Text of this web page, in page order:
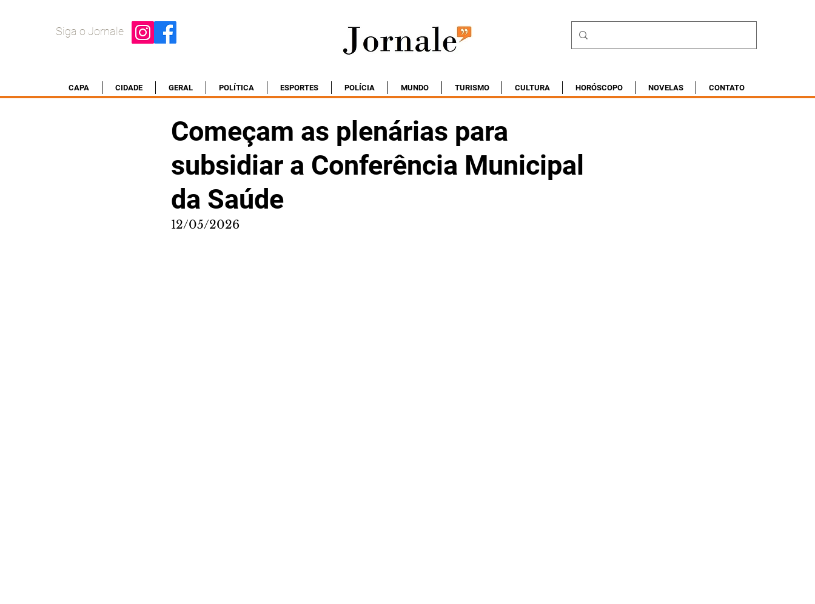
Siga o Jornale
CAPA CIDADE GERAL POLÍTICA ESPORTES POLÍCIA MUNDO TURISMO CULTURA HORÓSCOPO NOVELAS CONTATO
Começam as plenárias para
subsidiar a Conferência Municipal
da Saúde
12/05/2026